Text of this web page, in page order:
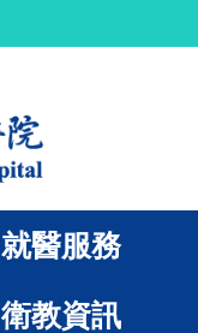
就醫服務
衛教資訊